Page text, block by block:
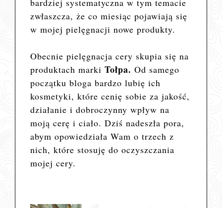
zwłaszcza, że co miesiąc pojawiają się
w mojej pielęgnacji nowe produkty.
Obecnie pielęgnacja cery skupia się na
produktach markiTołpa.Od samego
początku bloga bardzo lubię ich
kosmetyki, które cenię sobie za jakość,
działanie i dobroczynny wpływ na
moją cerę i ciało. Dziś nadeszła pora,
abym opowiedziała Wam o trzech z
nich, które stosuję do oczyszczania
mojej cery.